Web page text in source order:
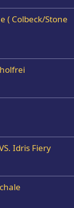
( Colbeck/Stone
Idris Fiery